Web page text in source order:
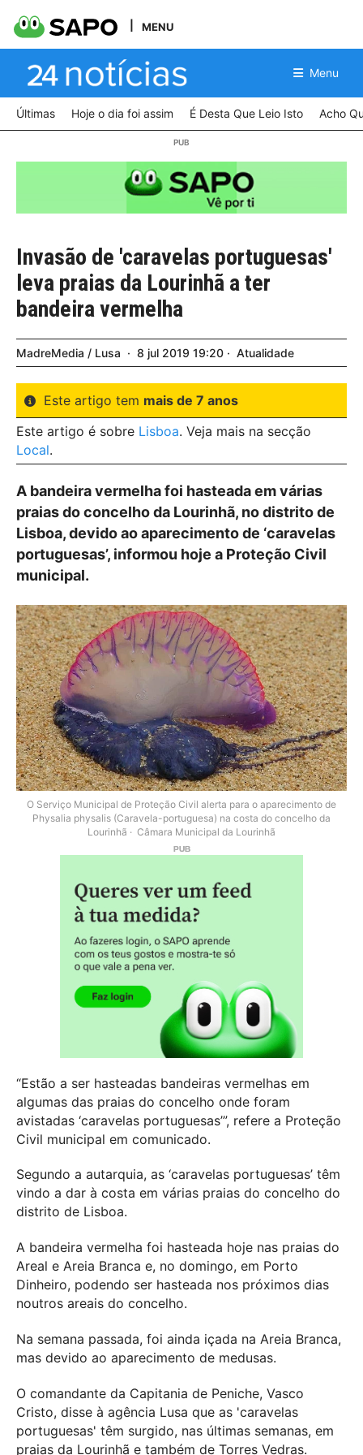
MENU
Menu
Últimas Hoje o dia foi assim É Desta Que Leio Isto Acho
Invasão de 'caravelas portuguesas'
leva praias da Lourinhã a ter
bandeira vermelha
MadreMedia / Lusa 8 jul 2019 19:20 Atualidade
Este artigo tem mais de 7 anos
Este artigo é sobre Lisboa. Veja mais na secção
Local.
A bandeira vermelha foi hasteada em várias
praias do concelho da Lourinhã, no distrito de
Lisboa, devido ao aparecimento de ‘caravelas
portuguesas’, informou hoje a Proteção Civil
municipal.
O Serviço Municipal de Proteção Civil alerta para o aparecimento de
Physalia physalis (Caravela-portuguesa) na costa do concelho da
Lourinhã
Câmara Municipal da Lourinhã
“Estão a ser hasteadas bandeiras vermelhas em
algumas das praias do concelho onde foram
avistadas ‘caravelas portuguesas’”, refere a Proteção
Civil municipal em comunicado.
Segundo a autarquia, as ‘caravelas portuguesas’ têm
vindo a dar à costa em várias praias do concelho do
distrito de Lisboa.
A bandeira vermelha foi hasteada hoje nas praias do
Areal e Areia Branca e, no domingo, em Porto
Dinheiro, podendo ser hasteada nos próximos dias
noutros areais do concelho.
Na semana passada, foi ainda içada na Areia Branca,
mas devido ao aparecimento de medusas.
O comandante da Capitania de Peniche, Vasco
Cristo, disse à agência Lusa que as 'caravelas
portuguesas' têm surgido, nas últimas semanas, em
praias da Lourinhã e também de Torres Vedras.